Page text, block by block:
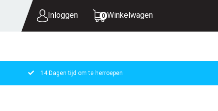
Inloggen 0 Winkelwagen
UW WINKELWAGEN IS LEEG.
14 Dagen tijd om te herroepen